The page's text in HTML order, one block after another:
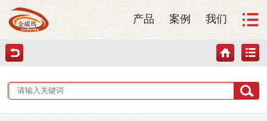
产品 案例 我们